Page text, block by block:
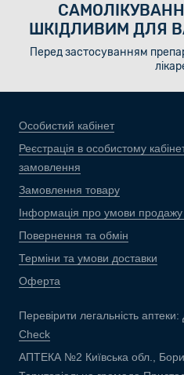
ШКІДЛИВИМ ДЛЯ
Перед застосуванням
Особистий кабінет
Реєстрація в особистому
замовлення
Замовлення товару
Інформація про умови продажу
Повернення та обмін
Терміни та умови доставки
Оферта
Перевірити легальність аптеки:
Check
АПТЕКА №2 Київська обл.,